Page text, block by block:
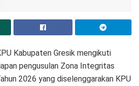
Kabupaten Gresik mengikuti
pengusulan Zona Integritas
2026 yang diselenggarakan KPU